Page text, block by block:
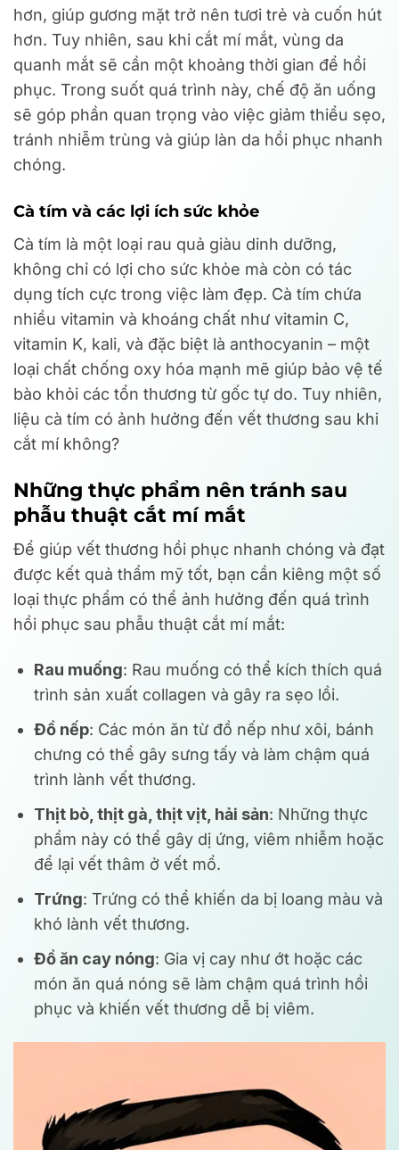
hơn, giúp gương mặt trở nên tươi trẻ và cuốn hút
hơn. Tuy nhiên, sau khi cắt mí mắt, vùng da
quanh mắt sẽ cần một khoảng thời gian để hồi
phục. Trong suốt quá trình này, chế độ ăn uống
sẽ góp phần quan trọng vào việc giảm thiểu sẹo,
tránh nhiễm trùng và giúp làn da hồi phục nhanh
chóng.
Cà tím và các lợi ích sức khỏe
Cà tím là một loại rau quả giàu dinh dưỡng,
không chỉ có lợi cho sức khỏe mà còn có tác
dụng tích cực trong việc làm đẹp. Cà tím chứa
nhiều vitamin và khoáng chất như vitamin C,
vitamin K, kali, và đặc biệt là anthocyanin – một
loại chất chống oxy hóa mạnh mẽ giúp bảo vệ tế
bào khỏi các tổn thương từ gốc tự do. Tuy nhiên,
liệu cà tím có ảnh hưởng đến vết thương sau khi
cắt mí không?
Những thực phẩm nên tránh sau
phẫu thuật cắt mí mắt
Để giúp vết thương hồi phục nhanh chóng và đạt
được kết quả thẩm mỹ tốt, bạn cần kiêng một số
loại thực phẩm có thể ảnh hưởng đến quá trình
hồi phục sau phẫu thuật cắt mí mắt:
Rau muống: Rau muống có thể kích thích quá
trình sản xuất collagen và gây ra sẹo lồi.
Đồ nếp: Các món ăn từ đồ nếp như xôi, bánh
chưng có thể gây sưng tấy và làm chậm quá
trình lành vết thương.
Thịt bò, thịt gà, thịt vịt, hải sản: Những thực
phẩm này có thể gây dị ứng, viêm nhiễm hoặc
để lại vết thâm ở vết mổ.
Trứng: Trứng có thể khiến da bị loang màu và
khó lành vết thương.
Đồ ăn cay nóng: Gia vị cay như ớt hoặc các
món ăn quá nóng sẽ làm chậm quá trình hồi
phục và khiến vết thương dễ bị viêm.